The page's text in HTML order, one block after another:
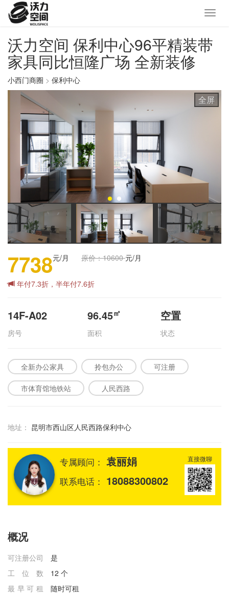
沃力空间 保利中心96平精装带
家具同比恒隆广场 全新装修
小西门商圈 > 保利中心
全屏
7738元/月 原价：10600元/月
年付7.3折，半年付7.6折
14F-A02
房号
96.45㎡
面积
空置
状态
全新办公家具 拎包办公 可注册
市体育馆地铁站 人民西路
地址： 昆明市西山区人民西路保利中心
专属顾问： 袁丽娟
联系电话： 18088300802
直接微聊
概况
可注册公司
是
工位数
12 个
最早可租
随时可租